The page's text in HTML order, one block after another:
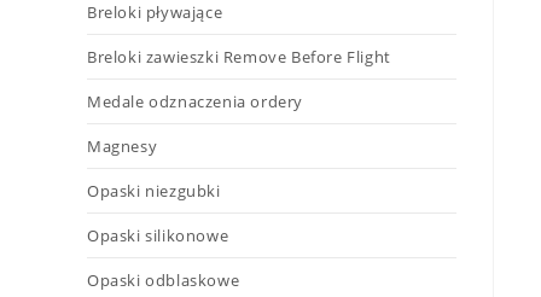
Breloki pływające
Breloki zawieszki Remove Before Flight
Medale odznaczenia ordery
Magnesy
Opaski niezgubki
Opaski silikonowe
Opaski odblaskowe